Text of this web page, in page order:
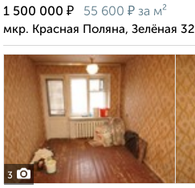
1 500 000 ₽ 55 600 ₽ за м²
мкр. Красная Поляна, Зелёная 32
3